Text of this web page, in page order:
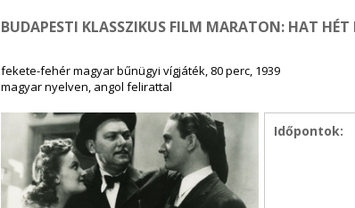
BUDAPESTI KLASSZIKUS FILM MARATON: HAT HÉT
fekete-fehér magyar bűnügyi vígjáték, 80 perc, 1939
magyar nyelven, angol felirattal
Időpontok: